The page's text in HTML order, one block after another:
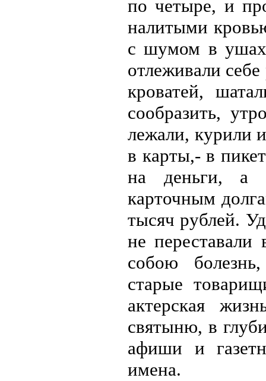
по четыре, и
налитыми
с шумом в
отлеживали
кроватей,
сообразить,
лежали, курили
в карты,- в
на деньги, а
карточным
тысяч рублей.
не
собою
старые
актерская
святыню, в
афиши и
имена.